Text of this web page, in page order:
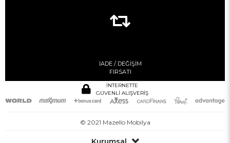
İADE / DEĞİŞİM
FIRSATI
İNTERNETTE
GÜVENLİ ALIŞVERİŞ
© 2021 Mazello Mobilya